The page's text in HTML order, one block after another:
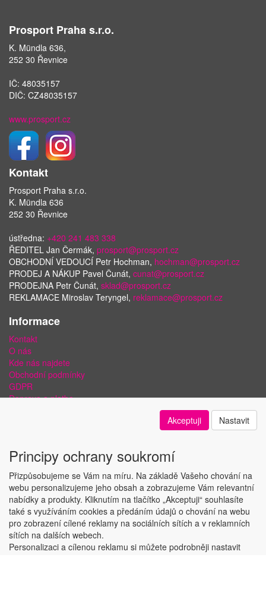
Prosport Praha s.r.o.
K. Mündla 636,
252 30 Řevnice
IČ: 48035157
DIČ: CZ48035157
www.prosport.cz
Kontakt
Prosport Praha s.r.o.
K. Mündla 636
252 30 Řevnice
ústředna: +420 241 483 338
ŘEDITEL Jan Čermák, prosport@prosport.cz
OBCHODNÍ VEDOUCÍ Petr Hochman, hochman@prosport.cz
PRODEJ A NÁKUP Pavel Čunát, cunat@prosport.cz
PRODEJNA Petr Čunát, sklad@prosport.cz
REKLAMACE Miroslav Teryngel, reklamace@prosport.cz
Informace
Kontakt
O nás
Kde nás najdete
Obchodní podmínky
GDPR
Doprava a platba
Copyright © ABRA Software a.s. 2018
Akceptuji Nastavit
Principy ochrany soukromí
Přizpůsobujeme se Vám na míru. Na základě Vašeho chování na
webu personalizujeme jeho obsah a zobrazujeme Vám relevantní
nabídky a produkty. Kliknutím na tlačítko „Akceptuji“ souhlasíte
také s využíváním cookies a předáním údajů o chování na webu
pro zobrazení cílené reklamy na sociálních sítích a v reklamních
sítích na dalších webech.
Personalizaci a cílenou reklamu si můžete podrobněji nastavit